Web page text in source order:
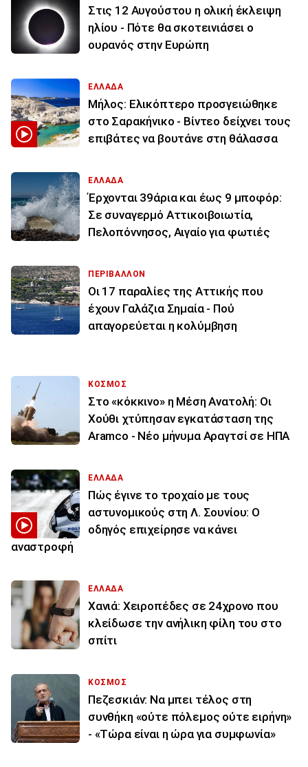
Στις 12 Αυγούστου η ολική έκλειψη
ηλίου - Πότε θα σκοτεινιάσει ο
ουρανός στην Ευρώπη
ΕΛΛΑΔΑ
Μήλος: Ελικόπτερο προσγειώθηκε
στο Σαρακήνικο - Βίντεο δείχνει τους
επιβάτες να βουτάνε στη θάλασσα
ΕΛΛΑΔΑ
Έρχονται 39άρια και έως 9 μποφόρ:
Σε συναγερμό Αττικοιβοιωτία,
Πελοπόννησος, Αιγαίο για φωτιές
ΠΕΡΙΒΑΛΛΟΝ
Οι 17 παραλίες της Αττικής που
έχουν Γαλάζια Σημαία - Πού
απαγορεύεται η κολύμβηση
ΚΟΣΜΟΣ
Στο «κόκκινο» η Μέση Ανατολή: Οι
Χούθι χτύπησαν εγκατάσταση της
Aramco - Νέο μήνυμα Αραγτσί σε ΗΠΑ
ΕΛΛΑΔΑ
Πώς έγινε το τροχαίο με τους
αστυνομικούς στη Λ. Σουνίου: Ο
οδηγός επιχείρησε να κάνει
αναστροφή
ΕΛΛΑΔΑ
Χανιά: Χειροπέδες σε 24χρονο που
κλείδωσε την ανήλικη φίλη του στο
σπίτι
ΚΟΣΜΟΣ
Πεζεσκιάν: Να μπει τέλος στη
συνθήκη «ούτε πόλεμος ούτε ειρήνη»
- «Τώρα είναι η ώρα για συμφωνία»